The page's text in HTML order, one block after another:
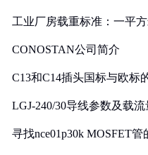
工业厂房载重标准：一平
CONOSTAN公司简介
C13和C14插头国标与欧标
LGJ-240/30导线参数及载
寻找nce01p30k MOSFET